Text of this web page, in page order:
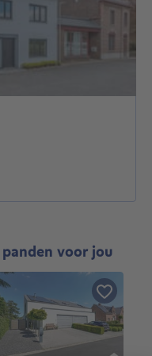
panden voor jou